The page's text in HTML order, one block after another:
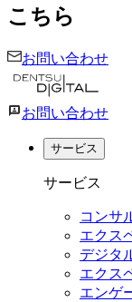
こちら
お問い合わせ
お問い合わせ
サービス
サービス
コンサ
エクス
デジタ
エクス
エンゲ